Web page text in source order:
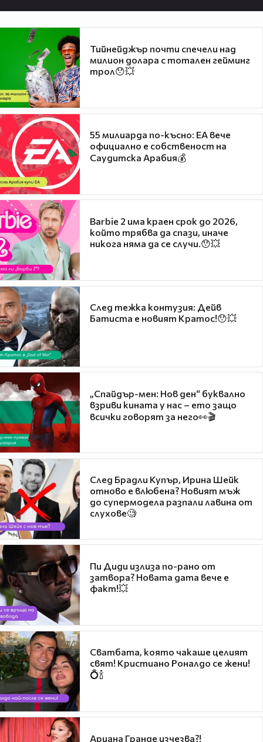
Тийнейджър почти спечели над
милион долара с тотален гейминг
трол😯💥
55 милиарда по-късно: EA вече
официално е собственост на
Саудитска Арабия💰
Barbie 2 има краен срок до 2026,
който трябва да спази, иначе
никога няма да се случи.😯💥
След тежка контузия: Дейв
Батиста е новият Кратос!😯💥
„Спайдър-мен: Нов ден“ буквално
взриви кината у нас – ето защо
всички говорят за него👀🎬
След Брадли Купър, Ирина Шейк
отново е влюбена? Новият мъж
до супермодела разпали лавина от
слухове🧐
Пи Диди излиза по-рано от
затвора? Новата дата вече е
факт!💥
Сватбата, която чакаше целият
свят! Кристиано Роналдо се жени!
💍🍾
Ариана Гранде изчезва?!